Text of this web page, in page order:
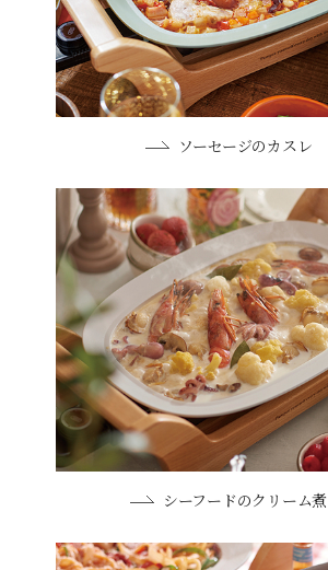
ソーセージのカスレ
シーフードのクリーム煮